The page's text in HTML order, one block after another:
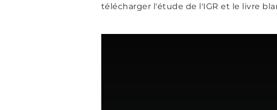
télécharger l'étude de l'IGR et le livre